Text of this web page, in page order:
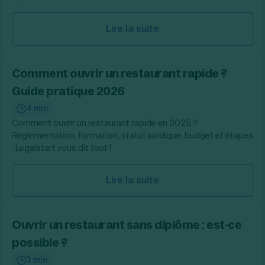
Lire la suite
Comment ouvrir un restaurant rapide ?
Guide pratique 2026
4 min
Comment ouvrir un restaurant rapide en 2025 ?
Réglementation, formation, statut juridique, budget et étapes
: Legalstart vous dit tout !
Lire la suite
Ouvrir un restaurant sans diplôme : est-ce
possible ?
3 min